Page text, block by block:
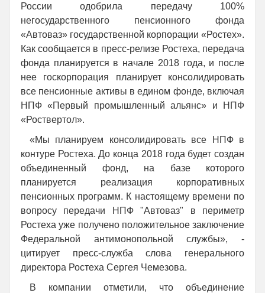
России одобрила передачу 100%
негосударственного пенсионного фонда
«Автоваз» государственной корпорации «Ростех».
Как сообщается в пресс-релизе Ростеха, передача
фонда планируется в начале 2018 года, и после
нее госкорпорация планирует консолидировать
все пенсионные активы в едином фонде, включая
НПФ «Первый промышленный альянс» и НПФ
«Роствертол».
«Мы планируем консолидировать все НПФ в
контуре Ростеха. До конца 2018 года будет создан
объединенный фонд, на базе которого
планируется реализация корпоративных
пенсионных программ. К настоящему времени по
вопросу передачи НПФ "Автоваз" в периметр
Ростеха уже получено положительное заключение
Федеральной антимонопольной службы», -
цитирует пресс-служба слова генерального
директора Ростеха Сергея Чемезова.
В компании отметили, что объединение